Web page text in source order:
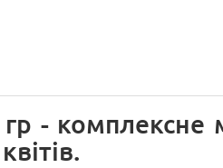
- комплексне